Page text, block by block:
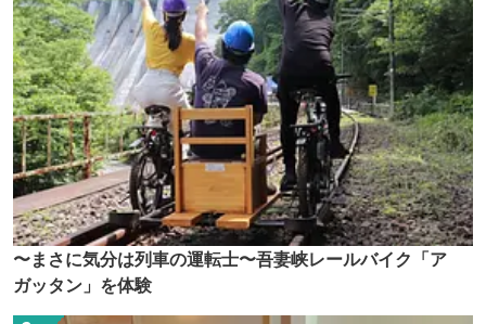
〜まさに気分は列車の運転士〜吾妻峡レールバイク「ア
ガッタン」を体験